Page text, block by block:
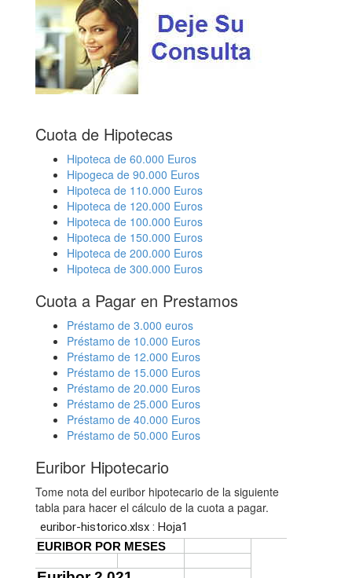
Cuota de Hipotecas
Hipoteca de 60.000 Euros
Hipogeca de 90.000 Euros
Hipoteca de 110.000 Euros
Hipoteca de 120.000 Euros
Hipoteca de 100.000 Euros
Hipoteca de 150.000 Euros
Hipoteca de 200.000 Euros
Hipoteca de 300.000 Euros
Cuota a Pagar en Prestamos
Préstamo de 3.000 euros
Préstamo de 10.000 Euros
Préstamo de 12.000 Euros
Préstamo de 15.000 Euros
Préstamo de 20.000 Euros
Préstamo de 25.000 Euros
Préstamo de 40.000 Euros
Préstamo de 50.000 Euros
Euribor Hipotecario
Tome nota del euribor hipotecario de la siguiente
tabla para hacer el cálculo de la cuota a pagar.